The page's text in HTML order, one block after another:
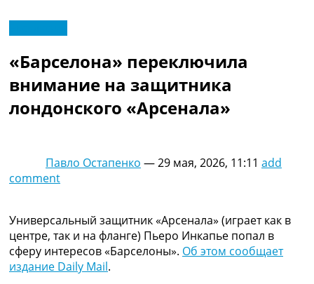
МенюНовости футбола
Видео
Трансферы
Новости футбола Украины
Логин
Рейтинги
Турниры
Чемпионат Мира
Украина. Премьер-Лига
Украина. Первая Лига
«Барселона» переключила
внимание на защитника
лондонского «Арсенала»
Павло Остапенко —29 мая, 2026, 11:11 add
comment
Универсальный защитник «Арсенала» (играет как в
центре, так и на фланге) Пьеро Инкапье попал в
сферу интересов «Барселоны». Об этом сообщает
издание Daily Mail.